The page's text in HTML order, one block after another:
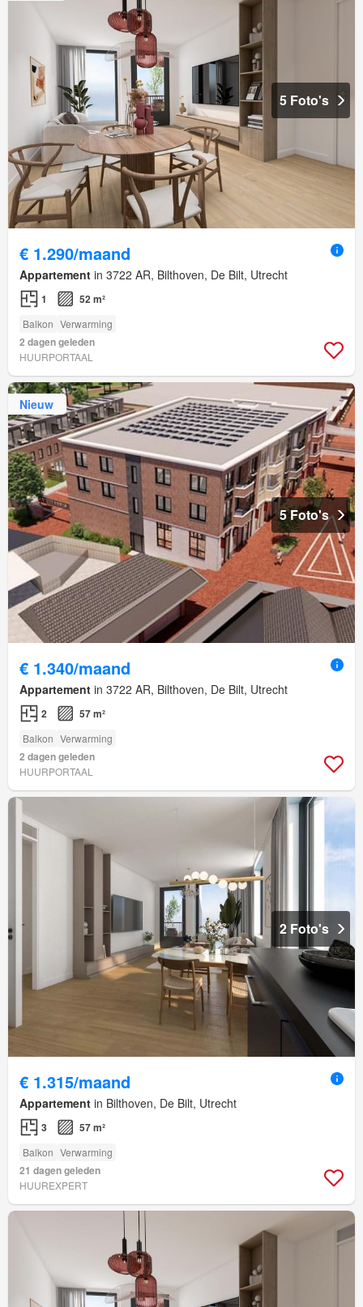
5 Foto's
€ 1.290/maand
Appartement in 3722 AR, Bilthoven, De Bilt, Utrecht
1 52 m²
Balkon Verwarming
2 dagen geleden
HUURPORTAAL
Nieuw
5 Foto's
€ 1.340/maand
Appartement in 3722 AR, Bilthoven, De Bilt, Utrecht
2 57 m²
Balkon Verwarming
2 dagen geleden
HUURPORTAAL
2 Foto's
€ 1.315/maand
Appartement in Bilthoven, De Bilt, Utrecht
3 57 m²
Balkon Verwarming
21 dagen geleden
HUUREXPERT